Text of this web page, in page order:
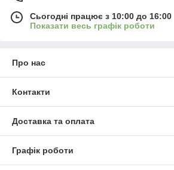
Сьогодні працює з 10:00 до 16:00
Показати весь графік роботи
Про нас
Контакти
Доставка та оплата
Графік роботи